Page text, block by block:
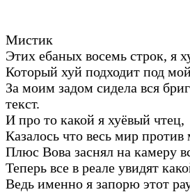
Мистик
Этих ебаных восемь строк, я
Который хуй подходит под
За моим задом сидела вся
текст.
И про то какой я хуёвый чтец,
Казалось что весь мир против
Плюс Вова заснял на камеру
Теперь все в реале увидят
Ведь именно я запорю этот